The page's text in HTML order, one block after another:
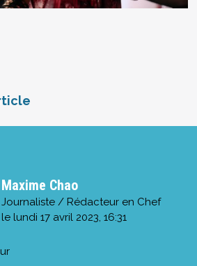
Maxime Chao
Journaliste / Rédacteur en Chef
le lundi 17 avril 2023, 16:31